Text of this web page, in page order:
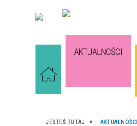
AKTUALNOŚCI
JESTEŚ TUTAJ AKTUALNOŚCI